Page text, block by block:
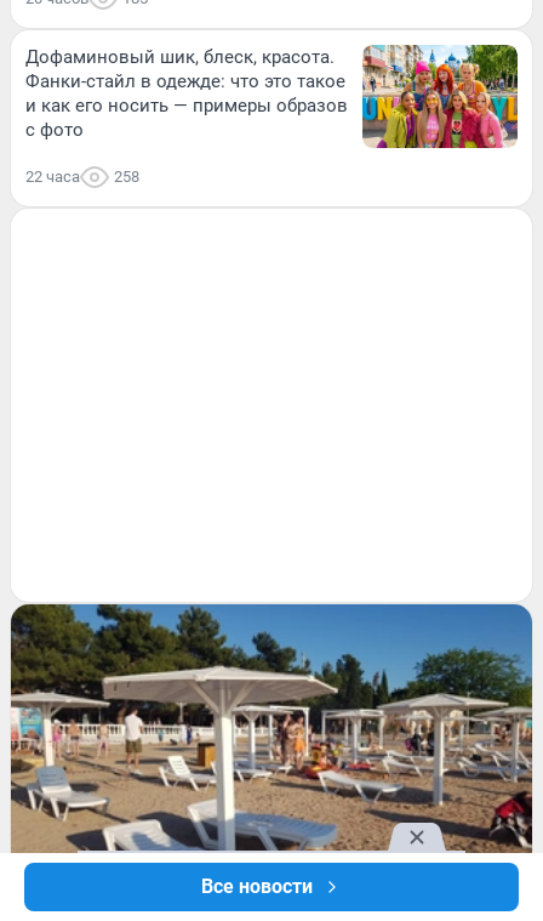
Все новости
Дофаминовый шик, блеск, красота.
Фанки-стайл в одежде: что это такое
и как его носить — примеры образов
с фото
22 часа 258